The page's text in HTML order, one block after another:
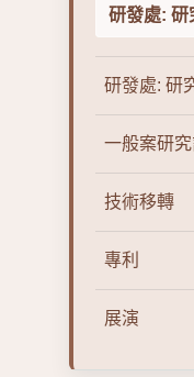
研發處: 研
研發處: 研
一般案研
技術移轉
專利
展演